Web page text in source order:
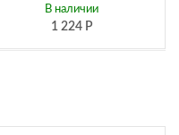
1 224 Р
В наличии